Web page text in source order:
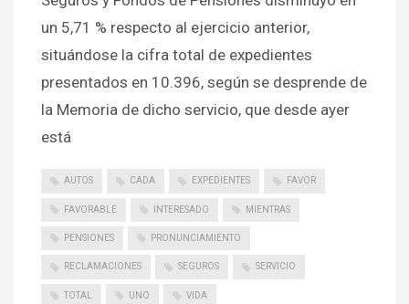
un 5,71 % respecto al ejercicio anterior,
situándose la cifra total de expedientes
presentados en 10.396, según se desprende de
la Memoria de dicho servicio, que desde ayer
está
AUTOS CADA EXPEDIENTES FAVOR
FAVORABLE INTERESADO MIENTRAS
PENSIONES PRONUNCIAMIENTO
RECLAMACIONES SEGUROS SERVICIO
TOTAL UNO VIDA